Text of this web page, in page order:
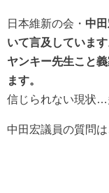
日本維新の会・ 中
いて言及しています
ヤンキー先生こと
ます。
信じられない現状…
中田宏議員の質問